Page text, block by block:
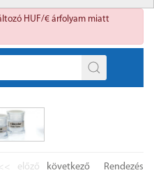
HUF/€ árfolyam miatt
<< előző
következő
Rendezés